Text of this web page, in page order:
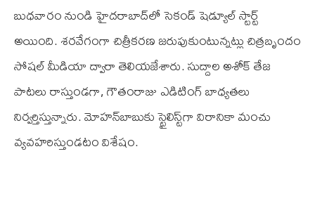
బుధవారం నుండి హైదరాబాద్‌లో సెకండ్ షెడ్యూల్ స్టార్ట్
అయింది. శరవేగంగా చిత్రీకరణ జరుపుకుంటున్నట్లు చిత్రబృందం
సోషల్ మీడియా ద్వారా తెలియజేశారు. సుద్దాల అశోక్‌ తేజ
పాట‌లు రాస్తుండ‌గా, గౌతంరాజు ఎడిటింగ్ బాధ్య‌త‌లు
నిర్వ‌ర్తిస్తున్నారు. మోహ‌న్‌బాబుకు స్టైలిస్ట్‌గా విరానికా మంచు
వ్య‌వ‌హ‌రిస్తుండ‌టం విశేషం.